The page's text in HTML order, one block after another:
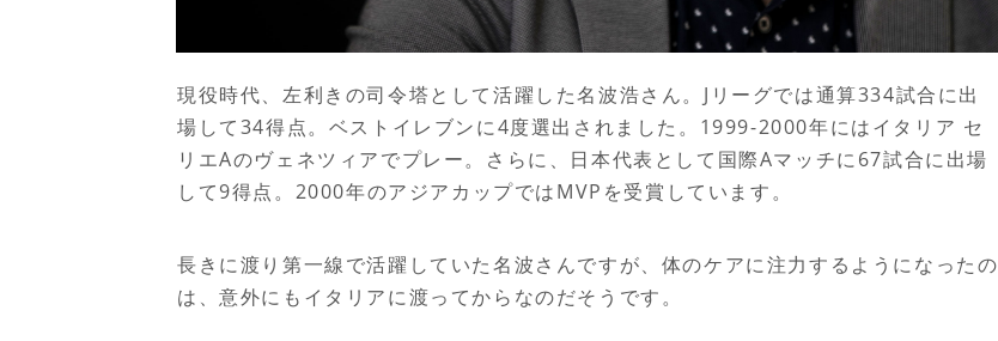
現役時代、左利きの司令塔として活躍した名波浩さん。 J リーグでは通算334試合に出
場して34得点。ベストイレブンに4度選出されました。 1999-2000年にはイタリア セ
リエAのヴェネツィアでプレー。さらに、日本代表として国際Aマッチに67試合に出場
して9得点。 2000年のアジアカップではMVP を受賞しています。
長きに渡り第一線で活躍していた名波さんですが、体のケアに注力するようになったの
は、意外にもイタリアに渡ってからなのだそうです。